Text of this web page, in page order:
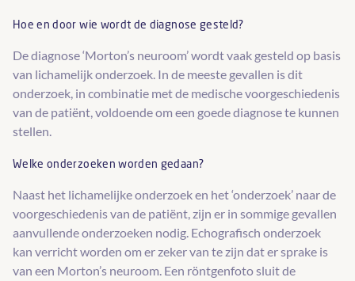
Hoe en door wie wordt de diagnose gesteld?
De diagnose ‘Morton’s neuroom’ wordt vaak gesteld op basis
van lichamelijk onderzoek. In de meeste gevallen is dit
onderzoek, in combinatie met de medische voorgeschiedenis
van de patiënt, voldoende om een goede diagnose te kunnen
stellen.
Welke onderzoeken worden gedaan?
Naast het lichamelijke onderzoek en het ‘onderzoek’ naar de
voorgeschiedenis van de patiënt, zijn er in sommige gevallen
aanvullende onderzoeken nodig. Echografisch onderzoek
kan verricht worden om er zeker van te zijn dat er sprake is
van een Morton’s neuroom. Een röntgenfoto sluit de